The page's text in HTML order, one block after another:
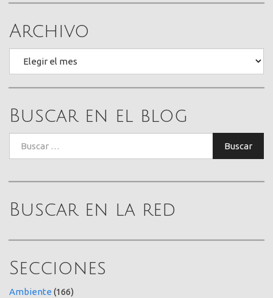
Archivo
Buscar en el blog
Buscar
Buscar en la red
Secciones
Ambiente (166)